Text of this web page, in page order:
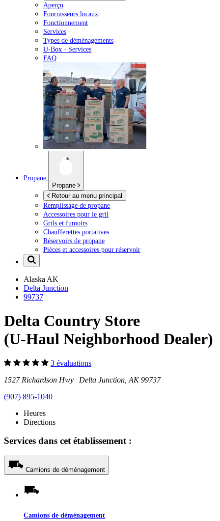
Aperçu
Fournisseurs locaux
Fonctionnement
Services
Types de déménagements
U-Box - Services
FAQ
Propane
Propane
Retour au menu principal
Remplissage de propane
Accessoires pour le gril
Grils et fumoirs
Chaufferettes portatives
Réservoirs de propane
Pièces et accessoires pour réservoir
Alaska AK
Delta Junction
99737
Delta Country Store
(U-Haul Neighborhood Dealer)
3 évaluations
1527 Richardson Hwy Delta Junction, AK 99737
(907) 895-1040
Heures
Directions
Services dans cet établissement :
Camions de déménagement
Camions de déménagement